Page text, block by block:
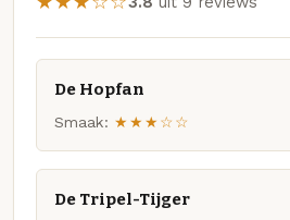
De Hopfan
Smaak: ★★★☆☆
De Tripel-Tijger